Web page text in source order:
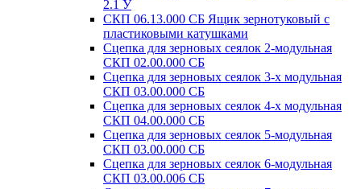
2.1 У
СКП 06.13.000 СБ Ящик зернотуковый с
пластиковыми катушками
Сцепка для зерновых сеялок 2-модульная
СКП 02.00.000 СБ
Сцепка для зерновых сеялок 3-х модульная
СКП 03.00.000 СБ
Сцепка для зерновых сеялок 4-х модульная
СКП 04.00.000 СБ
Сцепка для зерновых сеялок 5-модульная
СКП 03.00.000 СБ
Сцепка для зерновых сеялок 6-модульная
СКП 03.00.006 СБ